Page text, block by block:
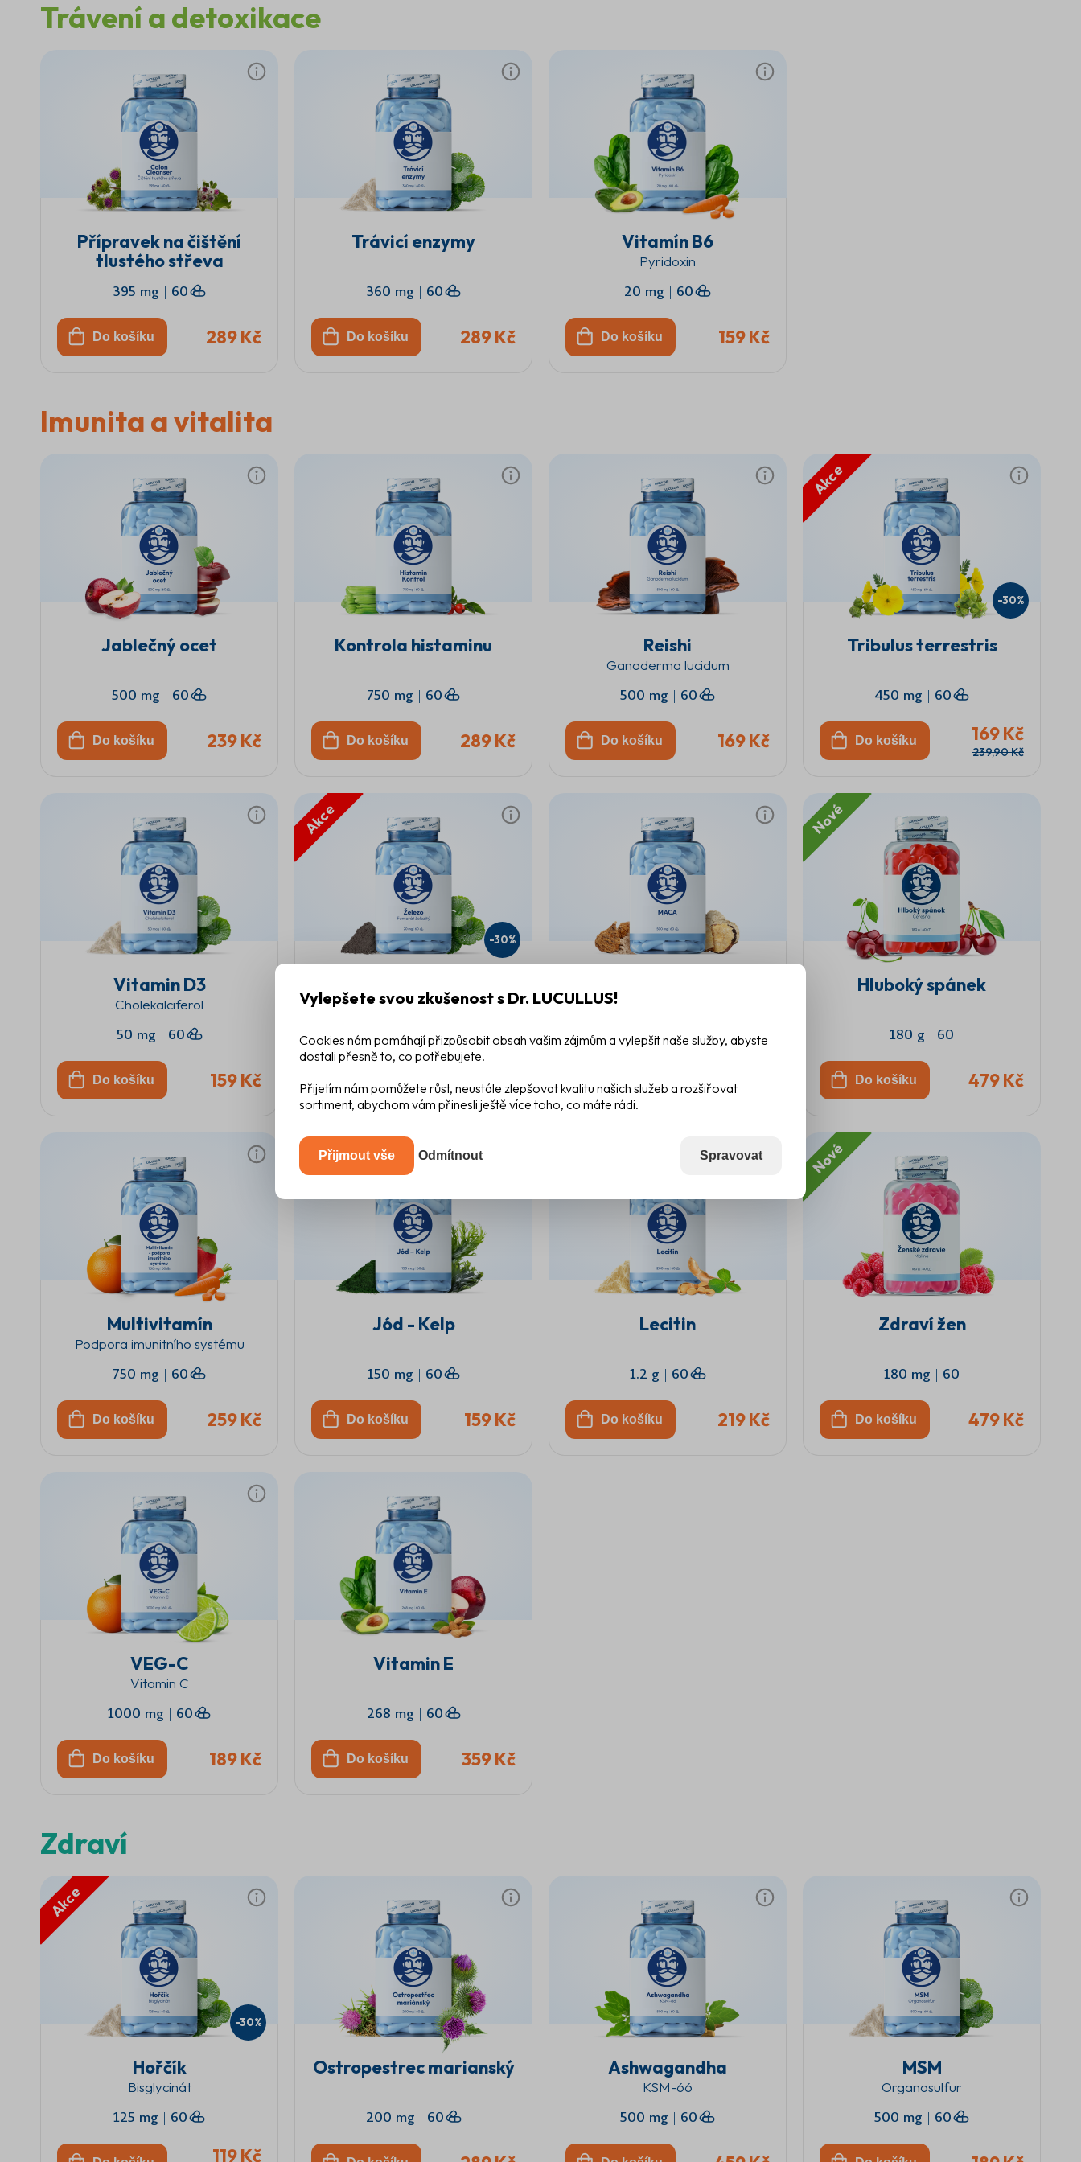
Trávení a detoxikace
Přípravek na čištění
tlustého střeva
Čištení tlustého streva
395 mg | 60
Do košíku 289 Kč
Trávicí enzymy
360 mg | 60
Do košíku 289 Kč
Vitamín B6
Pyridoxin
20 mg | 60
Do košíku 159 Kč
Imunita a vitalita
Jablečný ocet
500 mg | 60
Do košíku 239 Kč
Kontrola histaminu
750 mg | 60
Do košíku 289 Kč
Reishi
Ganoderma lucidum
500 mg | 60
Do košíku 169 Kč
Akce
Tribulus terrestris
450 mg | 60
Do košíku 169 Kč
239,90 Kč
-30%
Vitamin D3
Cholekalciferol
50 mg | 60
Do košíku 159 Kč
Akce
Fumarát železitý
20 mg | 60
168,90 Kč
-30%
500 mg | 60
209 Kč
Nové
Hluboký spánek
180 g | 60
Do košíku 479 Kč
Multivitamín
Podpora imunitního systému
750 mg | 60
Do košíku 259 Kč
Jód - Kelp
150 mg | 60
Do košíku 159 Kč
Lecitin
1.2 g | 60
Do košíku 219 Kč
Nové
Zdraví žen
180 mg | 60
Do košíku 479 Kč
VEG-C
Vitamin C
1000 mg | 60
Do košíku 189 Kč
Vitamin E
268 mg | 60
Do košíku 359 Kč
Zdraví
Akce
Hořčík
Bisglycinát
125 mg | 60
119 Kč
-30%
Ostropestrec marianský
200 mg | 60
Ashwagandha
KSM-66
500 mg | 60
MSM
Organosulfur
500 mg | 60
Vylepšete svou zkušenost s Dr. LUCULLUS!
Cookies nám pomáhají přizpůsobit obsah vašim zájmům a vylepšit naše služby, abyste
dostali přesně to, co potřebujete.
Přijetím nám pomůžete růst, neustále zlepšovat kvalitu našich služeb a rozšiřovat
sortiment, abychom vám přinesli ještě více toho, co máte rádi.
Přijmout vše Odmítnout Spravovat